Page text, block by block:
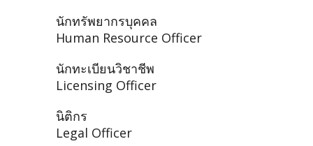
นักทรัพยากรบุคคล
Human Resource Officer
นักทะเบียนวิชาชีพ
Licensing Officer
นิติกร
Legal Officer